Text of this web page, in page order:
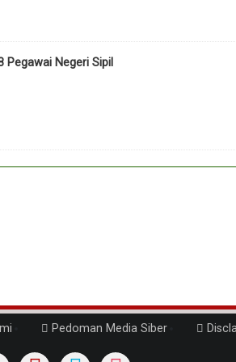
Negeri Sipil
Pedoman Media Siber